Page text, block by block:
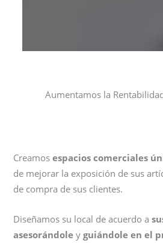
Aumentamos la
Creamosespacios comerciales
de mejorar la exposición de sus
de compra de sus clientes.
Diseñamos su local de acuerdo a
asesorándoleyguiándole en el